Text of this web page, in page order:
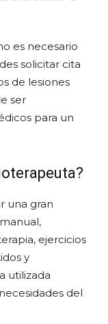
es necesario
solicitar cita
de lesiones
ser
para un
una gran
ejercicios
y
utilizada
del